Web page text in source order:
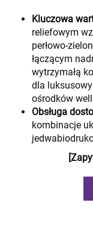
Kluczowa
reliefowym
perłowo-
łączącym
wytrzymałą
dla
ośrodków
Obsługa
kombinacje